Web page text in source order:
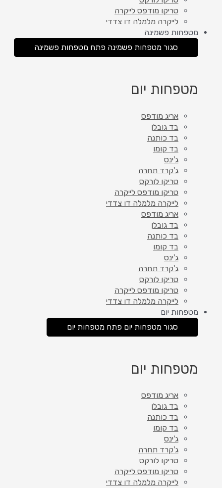
טריקו מודפס לייקרה
לייקרה מלמלה דו צדדי
מטפחות פשמינה
סגור מטפחות פשמינה פתח מטפחות פשמינה
מטפחות יום
אריג מודפס
בד גובלן
בד כותנה
בד קומו
ג'ינס
ג'קרד תחרה
טריקו לורקס
טריקו מודפס לייקרה
לייקרה מלמלה דו צדדי
אריג מודפס
בד גובלן
בד כותנה
בד קומו
ג'ינס
ג'קרד תחרה
טריקו לורקס
טריקו מודפס לייקרה
לייקרה מלמלה דו צדדי
מטפחות יום
סגור מטפחות יום פתח מטפחות יום
מטפחות יום
אריג מודפס
בד גובלן
בד כותנה
בד קומו
ג'ינס
ג'קרד תחרה
טריקו לורקס
טריקו מודפס לייקרה
לייקרה מלמלה דו צדדי